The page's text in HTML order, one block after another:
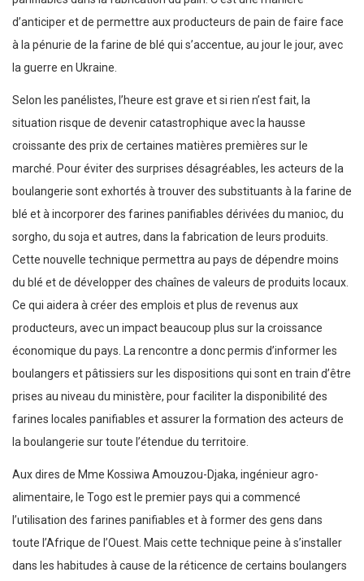
d’anticiper et de permettre aux producteurs de pain de faire face
à la pénurie de la farine de blé qui s’accentue, au jour le jour, avec
la guerre en Ukraine.
Selon les panélistes, l’heure est grave et si rien n’est fait, la
situation risque de devenir catastrophique avec la hausse
croissante des prix de certaines matières premières sur le
marché. Pour éviter des surprises désagréables, les acteurs de la
boulangerie sont exhortés à trouver des substituants à la farine de
blé et à incorporer des farines panifiables dérivées du manioc, du
sorgho, du soja et autres, dans la fabrication de leurs produits.
Cette nouvelle technique permettra au pays de dépendre moins
du blé et de développer des chaînes de valeurs de produits locaux.
Ce qui aidera à créer des emplois et plus de revenus aux
producteurs, avec un impact beaucoup plus sur la croissance
économique du pays. La rencontre a donc permis d’informer les
boulangers et pâtissiers sur les dispositions qui sont en train d’être
prises au niveau du ministère, pour faciliter la disponibilité des
farines locales panifiables et assurer la formation des acteurs de
la boulangerie sur toute l’étendue du territoire.
Aux dires de Mme Kossiwa Amouzou-Djaka, ingénieur agro-
alimentaire, le Togo est le premier pays qui a commencé
l’utilisation des farines panifiables et à former des gens dans
toute l’Afrique de l’Ouest. Mais cette technique peine à s’installer
dans les habitudes à cause de la réticence de certains boulangers